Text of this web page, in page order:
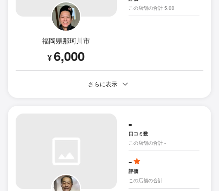
福岡県那珂川市
¥6,000
この店舗の合計 5.00
さらに表示
-
口コミ数
この店舗の合計 -
-
評価
この店舗の合計 -